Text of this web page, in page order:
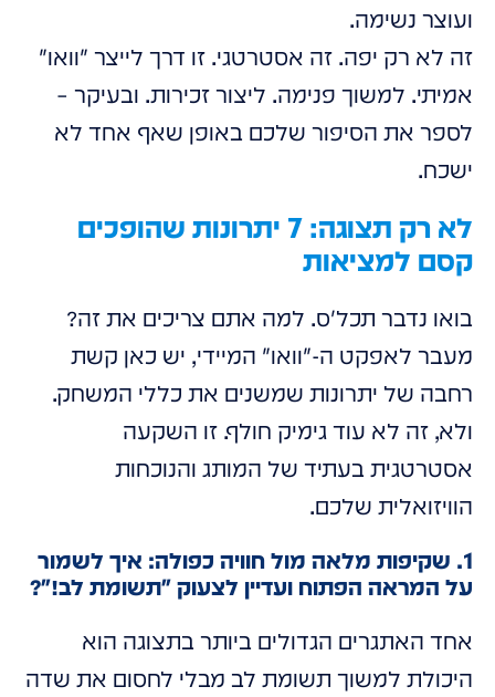
ועוצר נשימה.
זה לא רק יפה. זה אסטרטגי. זו דרך לייצר וואו
אמיתי. למשוך פנימה. ליצור זכירות. ובעיקר –
לספר את הסיפור שלכם באופן שאף אחד לא
ישכח.
לא רק תצוגה: 7 יתרונות שהופכים
קסם למציאות
בואו נדבר תכל'ס. למה אתם צריכים את זה?
מעבר לאפקט ה- וואו המיידי, יש כאן קשת
רחבה של יתרונות שמשנים את כללי המשחק.
ולא, זה לא עוד גימיק חולף. זו השקעה
אסטרטגית בעתיד של המותג והנוכחות
הוויזואלית שלכם.
1. שקיפות מלאה מול חוויה כפולה: איך לשמור
על המראה הפתוח ועדיין לצעוק "תשומת לב!"?
אחד האתגרים הגדולים ביותר בתצוגה הוא
היכולת למשוך תשומת לב מבלי לחסום את שדה